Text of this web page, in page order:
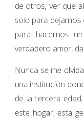
de otros, ver que
solo para
para hacernos
verdadero amor,
Nunca se me
una institución
de la tercera
este hogar, esta